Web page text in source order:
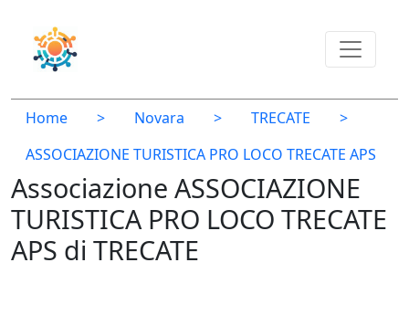
Home > Novara > TRECATE
>
ASSOCIAZIONE TURISTICA PRO LOCO TRECATE APS
Associazione ASSOCIAZIONE
TURISTICA PRO LOCO TRECATE
APS di TRECATE